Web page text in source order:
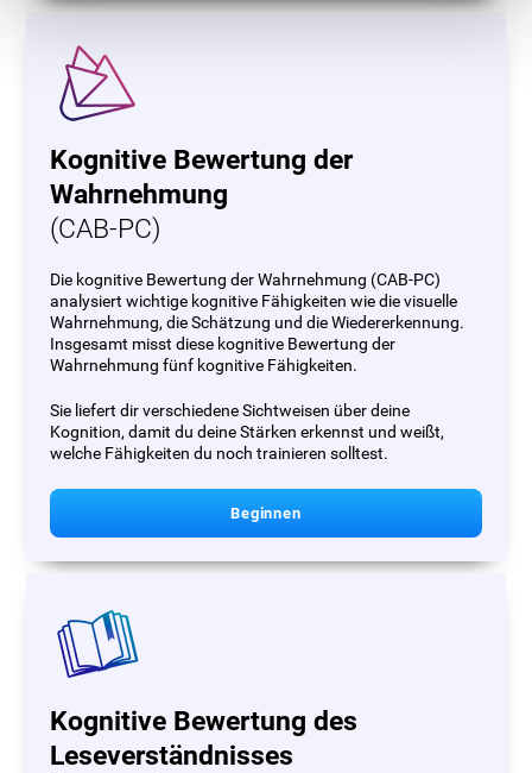
Kognitive Bewertung der
Wahrnehmung
(CAB-PC)
Die kognitive Bewertung der Wahrnehmung (CAB-PC)
analysiert wichtige kognitive Fähigkeiten wie die visuelle
Wahrnehmung, die Schätzung und die Wiedererkennung.
Insgesamt misst diese kognitive Bewertung der
Wahrnehmung fünf kognitive Fähigkeiten.
Sie liefert dir verschiedene Sichtweisen über deine
Kognition, damit du deine Stärken erkennst und weißt,
welche Fähigkeiten du noch trainieren solltest.
Beginnen
Kognitive Bewertung des
Leseverständnisses